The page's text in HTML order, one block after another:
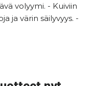
volyymi. - Kuiviin
ja värin säilyvyys. -